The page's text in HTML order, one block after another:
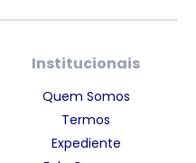
Institucionais
Quem Somos
Termos
Expediente